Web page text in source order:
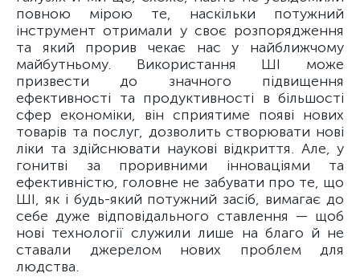
повною мірою те, наскільки потужний
інструмент отримали у своє розпорядження
та який прорив чекає нас у найближчому
майбутньому. Використання ШІ може
призвести до значного підвищення
ефективності та продуктивності в більшості
сфер економіки, він сприятиме появі нових
товарів та послуг, дозволить створювати нові
ліки та здійснювати наукові відкриття. Але, у
гонитві за проривними інноваціями та
ефективністю, головне не забувати про те, що
ШІ, як і будь-який потужний засіб, вимагає до
себе дуже відповідального ставлення — щоб
нові технології служили лише на благо й не
ставали джерелом нових проблем для
людства.